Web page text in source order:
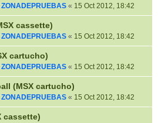
ZONADEPRUEBAS « 15 Oct 2012, 18:42
cassette)
ZONADEPRUEBAS « 15 Oct 2012, 18:42
cartucho)
ZONADEPRUEBAS « 15 Oct 2012, 18:42
(MSX cartucho)
ZONADEPRUEBAS « 15 Oct 2012, 18:42
cassette)